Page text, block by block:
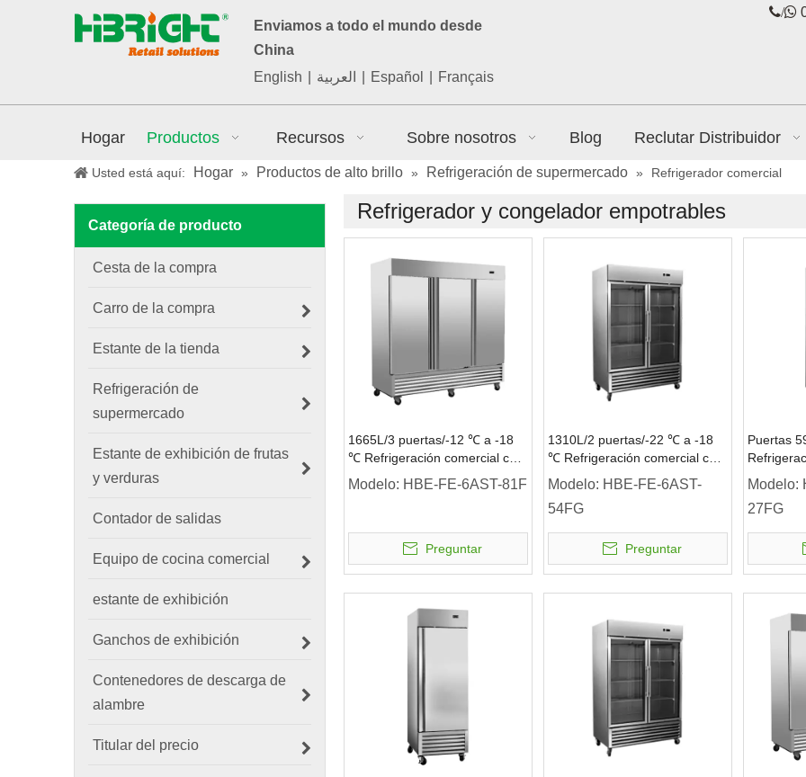
Enviamos a todo el mundo desde
China
English
العربية Español Français
/
Hogar Productos Recursos Sobre nosotros Blog Reclutar Distribuidor
Usted está aquí: Hogar » Productos de alto brillo » Refrigeración de supermercado » Refrigerador comercial
Categoría de producto
Cesta de la compra
Carro de la compra
Estante de la tienda
Refrigeración de
supermercado
Estante de exhibición de frutas
y verduras
Contador de salidas
Equipo de cocina comercial
estante de exhibición
Ganchos de exhibición
Contenedores de descarga de
alambre
Titular del precio
Refrigerador y congelador empotrables
1665L/3 puertas/-12 ℃ a -18
℃ Refrigeración comercial con
congelador vertical
Modelo: HBE-FE-6AST-81F
Preguntar
1310L/2 puertas/-22 ℃ a -18
℃ Refrigeración comercial con
puerta de vidrio para
congelador vertical
Modelo: HBE-FE-6AST-
54FG
Preguntar
Puertas
puerta
Modelo:
27FG